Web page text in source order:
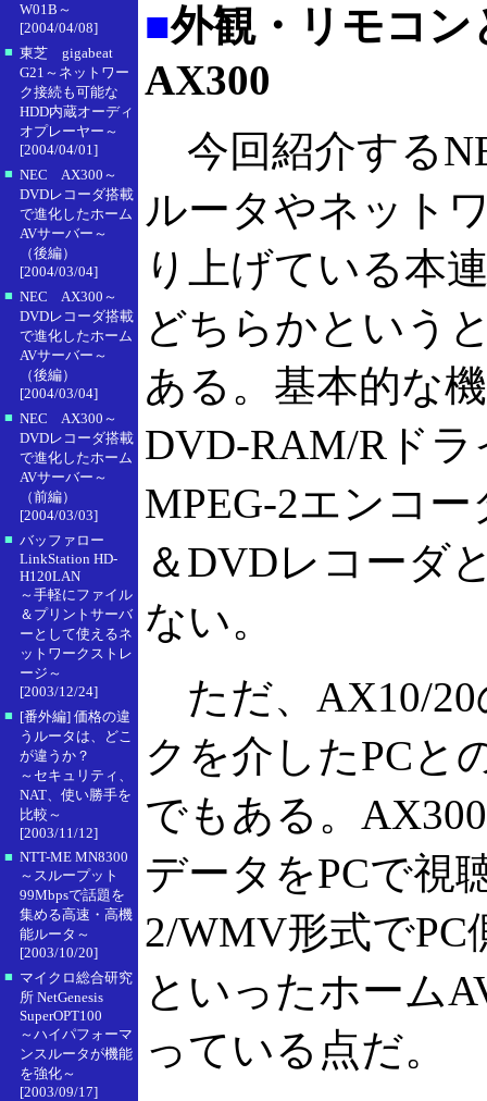
W01B～
[2004/04/08]
■ 東芝 gigabeat
G21～ネットワー
ク接続も可能な
HDD内蔵オーディ
オプレーヤー～
[2004/04/01]
■ NEC AX300～
DVDレコーダ搭載
で進化したホーム
AVサーバー～
（後編）
[2004/03/04]
■ NEC AX300～
DVDレコーダ搭載
で進化したホーム
AVサーバー～
（後編）
[2004/03/04]
■ NEC AX300～
DVDレコーダ搭載
で進化したホーム
AVサーバー～
（前編）
[2004/03/03]
■ バッファロー
LinkStation HD-
H120LAN
～手軽にファイル
＆プリントサーバ
ーとして使えるネ
ットワークストレ
ージ～
[2003/12/24]
■ [番外編] 価格の違
うルータは、どこ
が違うか？
～セキュリティ、
NAT、使い勝手を
比較～
[2003/11/12]
■ NTT-ME MN8300
～スループット
99Mbpsで話題を
集める高速・高機
能ルータ～
[2003/10/20]
■ マイクロ総合研究
所 NetGenesis
SuperOPT100
～ハイパフォーマ
ンスルータが機能
を強化～
[2003/09/17]
■外観・リモコ
AX300
今回紹介する
ルータやネット
り上げている本
どちらかという
ある。基本的な
DVD-RAM/Rド
MPEG-2エンコ
＆DVDレコーダ
ない。
ただ、AX10/20
クを介したPCと
でもある。
データをPCで視
2/WMV形式で
といったホーム
っている点だ。